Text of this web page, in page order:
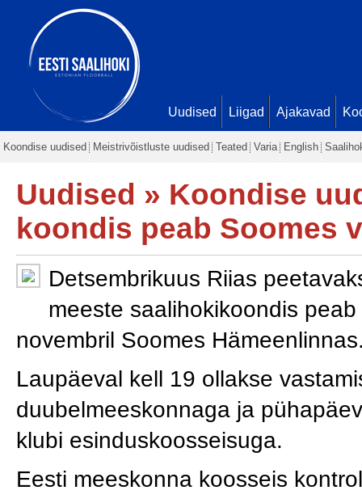
Uudised Liigad Ajakavad
Koondise uudised Meistrivõistluste uudised Teated Varia English
Uudised » Koondise
koondis peab Soomes
Detsembrikuus Riias
meeste saalihokikoondis
novembril Soomes
Laupäeval kell 19 ollakse
duubelmeeskonnaga ja
klubi esinduskoosseisuga.
Eesti meeskonna koosseis